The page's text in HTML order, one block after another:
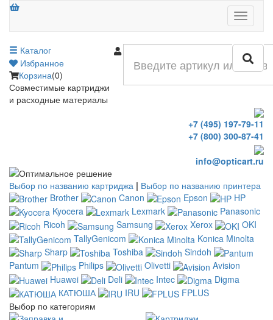
Меню
Каталог
Избранное
Корзина(0)
Совместимые картриджи
и расходные материалы
+7 (495) 197-79-11
+7 (800) 300-87-41
info@opticart.ru
Выбор по названию картриджа | Выбор по названию принтера
Brother
Canon Epson
HP
Kyocera
Lexmark
Panasonic
Ricoh
Samsung Xerox
OKI
TallyGenicom
Konica Minolta
Sharp
Toshiba
Sindoh
Pantum
Philips Olivetti
Avision
Huawei
Deli Intec
Digma
КАТЮША
IRU
FPLUS
Выбор по категориям